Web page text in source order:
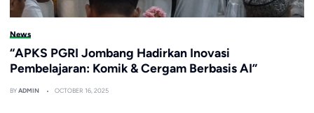
News
“APKS PGRI Jombang Hadirkan Inovasi
Pembelajaran: Komik & Cergam Berbasis AI”
BYADMIN OCTOBER 16, 2025